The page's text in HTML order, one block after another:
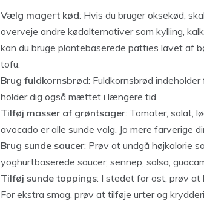
Vælg magert kød: Hvis du bruger oksekød,
overveje andre kødalternativer som kylling,
kan du bruge plantebaserede patties lavet af
tofu.
Brug fuldkornsbrød: Fuldkornsbrød
holder dig også mættet i længere tid.
Tilføj masser af grøntsager: Tomater, salat,
avocado er alle sunde valg. Jo mere farverige
Brug sunde saucer: Prøv at undgå højkalorie
yoghurtbaserede saucer, sennep, salsa,
Tilføj sunde toppings: I stedet for ost, prøv at
For ekstra smag, prøv at tilføje urter og